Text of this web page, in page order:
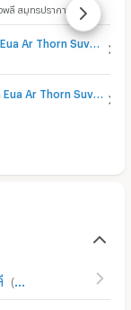
พลี สมุทรปราการ
เช่า Baan Eua Ar Thorn Suvarnabhumi 2 (Bangna)
ขาย Baan Eua Ar Thorn Suvarnabhumi 2 (Bangna)
(161